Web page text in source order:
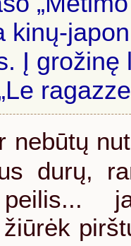
kinų-
Į grožinę
nebūtų
durų,